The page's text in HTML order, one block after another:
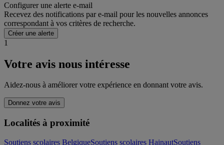
Configurer une alerte e-mail
Recevez des notifications par e-mail pour les nouvelles annonces
correspondant à vos critères de recherche.
Créer une alerte
1
Votre avis nous intéresse
Aidez-nous à améliorer votre expérience en donnant votre avis.
Donnez votre avis
Localités à proximité
Soutiens scolaires BelgiqueSoutiens scolaires HainautSoutiens